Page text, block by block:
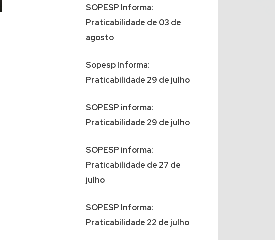
SOPESP Informa:
Praticabilidade de 03 de
agosto
Sopesp Informa:
Praticabilidade 29 de julho
SOPESP informa:
Praticabilidade 29 de julho
SOPESP informa:
Praticabilidade de 27 de
julho
SOPESP Informa:
Praticabilidade 22 de julho